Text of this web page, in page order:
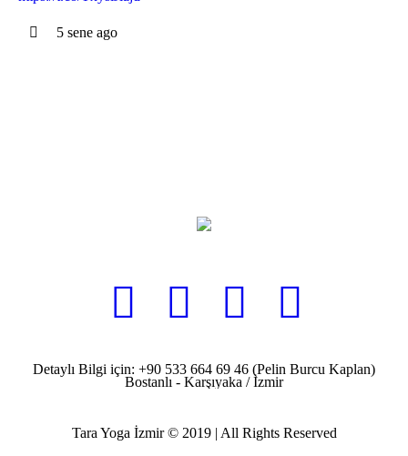
5 sene ago
Detaylı Bilgi için: +90 533 664 69 46 (Pelin Burcu Kaplan)
Bostanlı - Karşıyaka / İzmir
Tara Yoga İzmir © 2019 | All Rights Reserved